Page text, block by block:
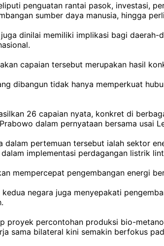
penguatan rantai pasok, investasi,
sumber daya manusia, hingga
dinilai memiliki implikasi bagi
capaian tersebut merupakan hasil
dibangun tidak hanya memperkuat
26 capaian nyata, konkret di
dalam pernyataan bersama usai
dalam pertemuan tersebut ialah sektor
implementasi perdagangan listrik
mempercepat pengembangan energi
negara juga menyepakati
proyek percontohan produksi bio-
sama bilateral kini semakin berfokus